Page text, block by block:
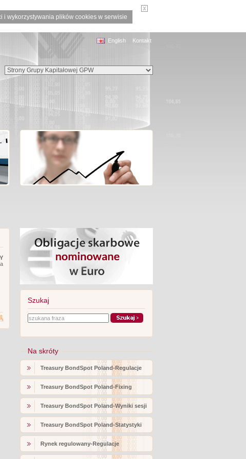
i wykorzystywania plików cookies w serwisie
English Kontakt
Szukaj
Na skróty
Treasury BondSpot Poland-Regulacje
Treasury BondSpot Poland-Fixing
Treasury BondSpot Poland-Wyniki sesji
Treasury BondSpot Poland-Statystyki
Rynek regulowany-Regulacje